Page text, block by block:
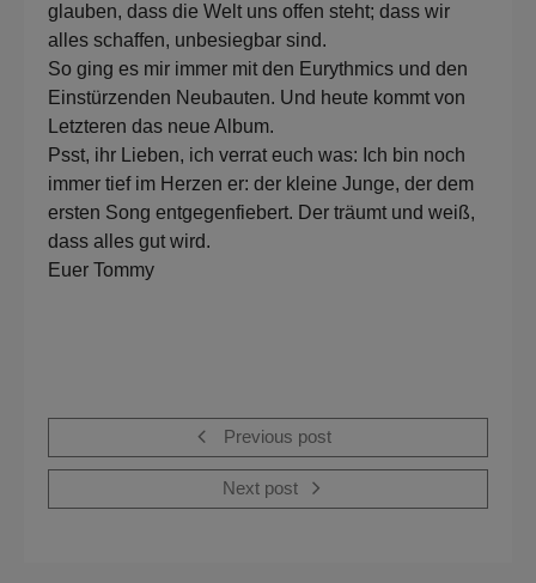
glauben, dass die Welt uns offen steht; dass wir
alles schaffen, unbesiegbar sind.
So ging es mir immer mit den Eurythmics und den
Einstürzenden Neubauten. Und heute kommt von
Letzteren das neue Album.
Psst, ihr Lieben, ich verrat euch was: Ich bin noch
immer tief im Herzen er: der kleine Junge, der dem
ersten Song entgegenfiebert. Der träumt und weiß,
dass alles gut wird.
Euer Tommy
Previous post
Next post